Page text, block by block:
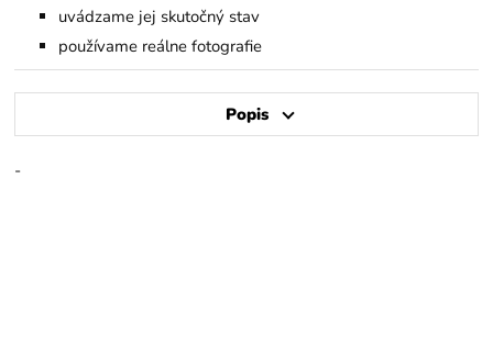
uvádzame jej skutočný stav
používame reálne fotografie
Popis
-